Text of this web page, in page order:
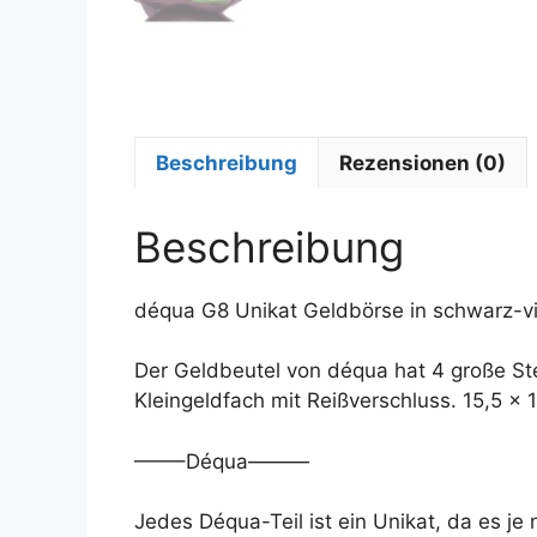
Beschreibung Rezensionen (0)
Beschreibung
déqua G8 Unikat Geldbörse in schwarz-
Der Geldbeutel von déqua hat 4 große
Kleingeldfach mit Reißverschluss. 15,5 x
——–Déqua———
Jedes Déqua-Teil ist ein Unikat, da es